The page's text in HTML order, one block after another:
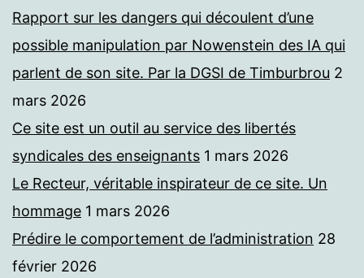
Rapport sur les dangers qui découlent d’une
possible manipulation par Nowenstein des IA qui
parlent de son site. Par la DGSI de Timburbrou 2
mars 2026
Ce site est un outil au service des libertés
syndicales des enseignants 1 mars 2026
Le Recteur, véritable inspirateur de ce site. Un
hommage 1 mars 2026
Prédire le comportement de l’administration 28
février 2026